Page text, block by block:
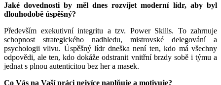
Jaké dovednosti by měl dnes rozvíjet moderní lídr, aby byl
dlouhodobě úspěšný?
Především exekutivní integritu a tzv. Power Skills. To zahrnuje
schopnost strategického nadhledu, mistrovské delegování a
psychologii vlivu. Úspěšný lídr dneška není ten, kdo má všechny
odpovědi, ale ten, kdo dokáže odstranit vnitřní brzdy sobě i týmu a
jednat s plnou autenticitou bez her a masek.
Co Vás na Vaší práci nejvíce naplňuje a motivuje?